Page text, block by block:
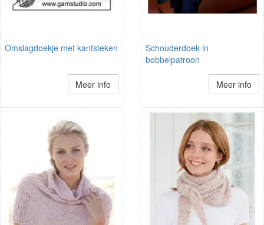
Omslagdoekje met kantsteken
Meer info
Schouderdoek in
bobbelpatroon
Meer info